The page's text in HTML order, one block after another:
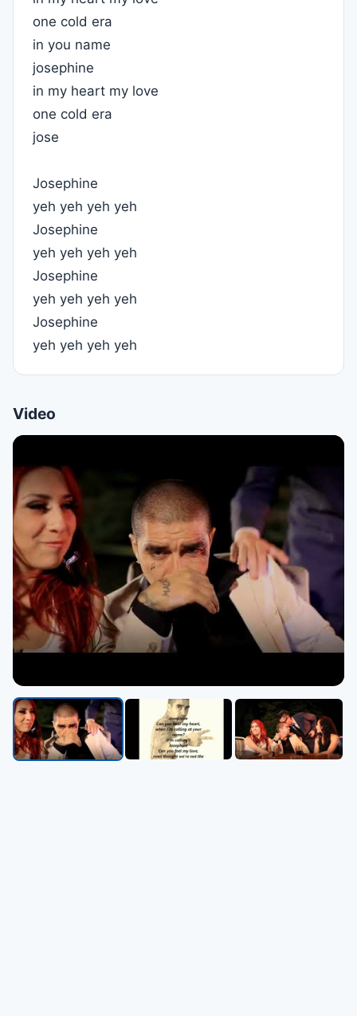
one cold era
in you name
josephine
in my heart my love
one cold era
jose
Josephine
yeh yeh yeh yeh
Josephine
yeh yeh yeh yeh
Josephine
yeh yeh yeh yeh
Josephine
yeh yeh yeh yeh
Video
▶